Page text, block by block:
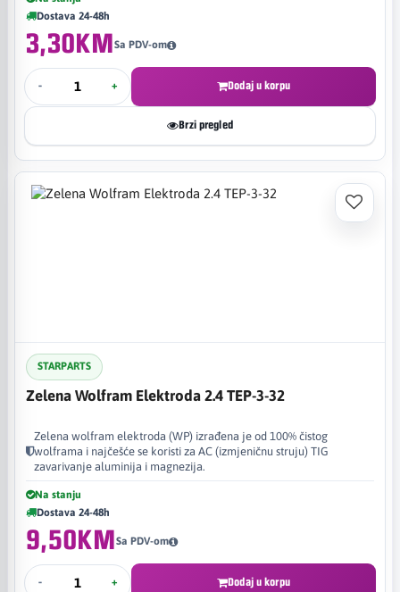
Dostava 24-48h
3,30KMSa PDV-om
- + Dodaj u korpu
Brzi pregled
STARPARTS
Zelena Wolfram Elektroda 2.4 TEP-3-32
Zelena wolfram elektroda (WP) izrađena je od 100% čistog
wolframa i najčešće se koristi za AC (izmjeničnu struju) TIG
zavarivanje aluminija i magnezija.
Na stanju
Dostava 24-48h
9,50KMSa PDV-om
- + Dodaj u korpu